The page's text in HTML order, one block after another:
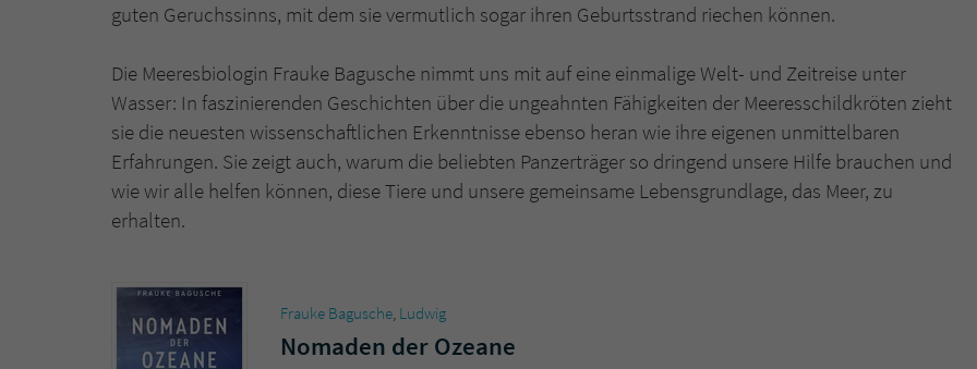
guten Geruchssinns, mit dem sie vermutlich sogar ihren Geburtsstrand riechen können.
Die Meeresbiologin Frauke Bagusche nimmt uns mit auf eine einmalige Welt- und Zeitreise unter
Wasser: In faszinierenden Geschichten über die ungeahnten Fähigkeiten der Meeresschildkröten zieht
sie die neuesten wissenschaftlichen Erkenntnisse ebenso heran wie ihre eigenen unmittelbaren
Erfahrungen. Sie zeigt auch, warum die beliebten Panzerträger so dringend unsere Hilfe brauchen und
wie wir alle helfen können, diese Tiere und unsere gemeinsame Lebensgrundlage, das Meer, zu
erhalten.
Frauke Bagusche, Ludwig
Nomaden der Ozeane
Anbieter Literatur-Couch Medien GmbH & Co. KG
Laufzeit 1 Jahr
Zweck Cookie für Kommentare einzelner Buchtitel